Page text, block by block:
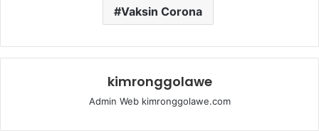
Vaksin Corona
kimronggolawe
Admin Web kimronggolawe.com